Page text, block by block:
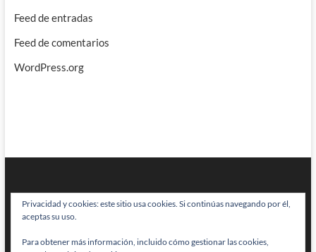
Feed de entradas
Feed de comentarios
WordPress.org
BRAINSTOMPING| Diseñado por:Theme Freesia|WordPress| © Todos
Privacidad y cookies: este sitio usa cookies. Si continúas navegando por él,
aceptas su uso.
Para obtener más información, incluido cómo gestionar las cookies,